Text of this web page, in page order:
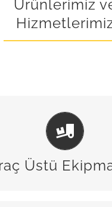
Ürünlerimiz
Üstü
ARAÇ ÜSTÜ